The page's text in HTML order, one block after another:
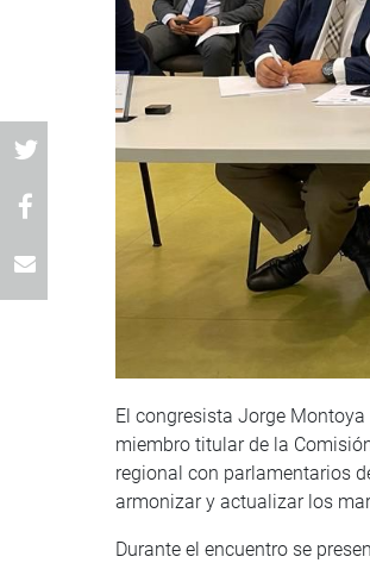
El congresista Jorge
miembro titular de la
regional con parlamentarios
armonizar y actualizar los
Durante el encuentro se